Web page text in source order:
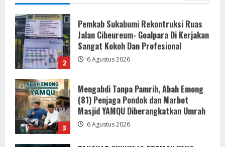
3
Mengabdi Tanpa Pamrih, Abah Emong
(81) Penjaga Pondok dan Marbot
Masjid YAMQU Diberangkatkan Umrah
6 Agustus 2026
4
TANGKAP OKNUM IS PREMAN YANG
MENGAKU DARI PT LKA, MENGANCAM
MEDIA DAN LEMBAGA SERTA BERUPAYA
MELAKUKAN SUAP!
6 Agustus 2026